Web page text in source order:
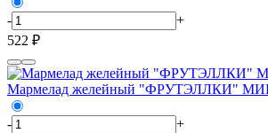
-
+
522 ₽
Мармелад желейный "ФРУТЭЛЛКИ"
-
+